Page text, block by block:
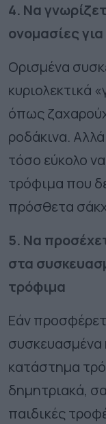
4. Να
ονομασίες
Ορισμένα
κυριολεκτικά
όπως
ροδάκινα.
τόσο εύκολο
τρόφιμα που
πρόσθετα
5. Να
στα
τρόφιμα
Εάν
κατάστημα
δημητριακά,
παιδικές